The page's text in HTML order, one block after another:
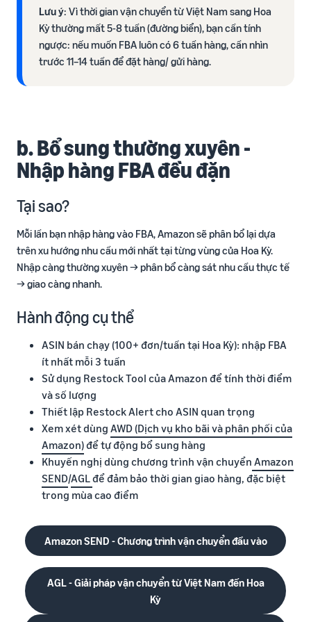
Lưu ý: Vì thời gian vận chuyển từ Việt Nam sang Hoa
Kỳ thường mất 5-8 tuần (đường biển), bạn cần tính
ngược: nếu muốn FBA luôn có 6 tuần hàng, cần nhìn
trước 11–14 tuần để đặt hàng/ gửi hàng.
b. Bổ sung thường xuyên -
Nhập hàng FBA đều đặn
Tại sao?
Mỗi lần bạn nhập hàng vào FBA, Amazon sẽ phân bổ lại dựa
trên xu hướng nhu cầu mới nhất tại từng vùng của Hoa Kỳ.
Nhập càng thường xuyên → phân bổ càng sát nhu cầu thực tế
→ giao càng nhanh.
Hành động cụ thể
ASIN bán chạy (100+ đơn/tuần tại Hoa Kỳ): nhập FBA
ít nhất mỗi 3 tuần
Sử dụng Restock Tool của Amazon để tính thời điểm
và số lượng
Thiết lập Restock Alert cho ASIN quan trọng
Xem xét dùng AWD (Dịch vụ kho bãi và phân phối của
Amazon)để tự động bổ sung hàng
Khuyến nghị dùng chương trình vận chuyển Amazon
SEND/AGLđể đảm bảo thời gian giao hàng, đặc biệt
trong mùa cao điểm
Amazon SEND - Chương trình vận chuyển đầu vào
AGL - Giải pháp vận chuyển từ Việt Nam đến Hoa
Kỳ